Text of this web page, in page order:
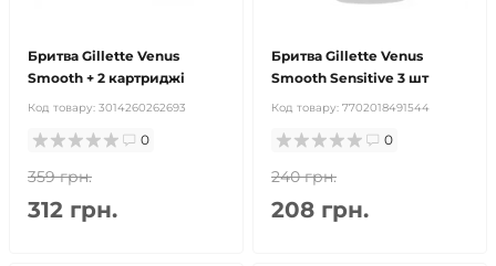
Бритва Gillette Venus
Smooth + 2 картриджі
Код товару: 3014260262693
0
359 грн.
312 грн.
Бритва Gillette Venus
Smooth Sensitive 3 шт
Код товару: 7702018491544
0
240 грн.
208 грн.